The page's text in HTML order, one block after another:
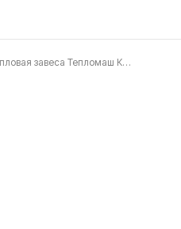
Тепловая завеса Тепломаш КЭВ-6П3231Е